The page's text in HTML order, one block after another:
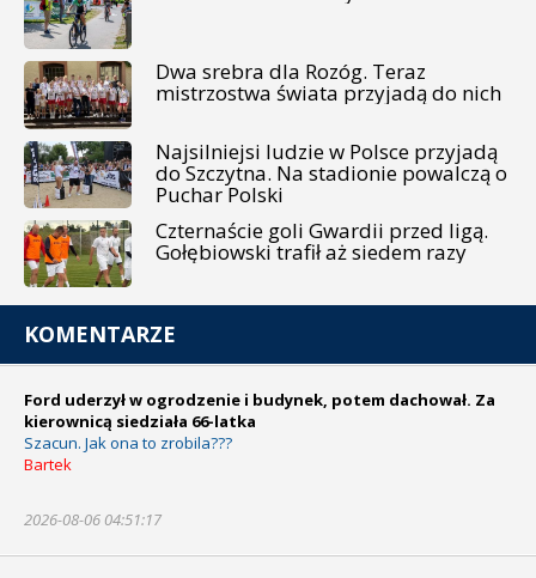
Dwa srebra dla Rozóg. Teraz
mistrzostwa świata przyjadą do nich
Najsilniejsi ludzie w Polsce przyjadą
do Szczytna. Na stadionie powalczą o
Puchar Polski
Czternaście goli Gwardii przed ligą.
Gołębiowski trafił aż siedem razy
KOMENTARZE
Ford uderzył w ogrodzenie i budynek, potem dachował. Za
kierownicą siedziała 66-latka
Szacun. Jak ona to zrobila???
Bartek
2026-08-06 04:51:17